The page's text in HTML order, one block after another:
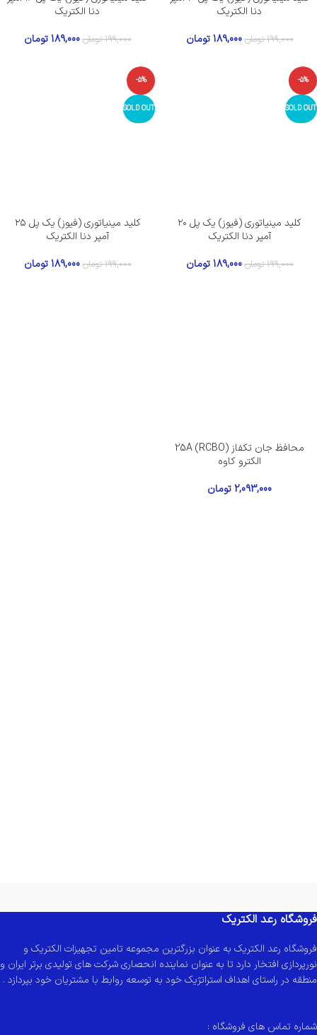
دنا الکتریک
199,000 تومان 189,000 تومان
دنا الکتریک
199,000 تومان 189,000 تومان
-5%
SOLD OUT
کلید مینیاتوری (فیوز) یک پل ۲۰
آمپر دنا الکتریک
199,000 تومان 189,000 تومان
-5%
SOLD OUT
کلید مینیاتوری (فیوز) یک پل ۲۵
آمپر دنا الکتریک
199,000 تومان 189,000 تومان
محافظ جان تکفاز 25A (RCBO)
الکترو کاوه
2,093,000تومان
فروشگاه رعد الکتریک
فروشگاه رعد الکتریک به عنوان بزرگترین مجموعه تامین تجهیزات الکتریک و
نورپردازی افتخار دارد تا به عنوان نماینده انحصاری شرکت های تولیدی برتر ایران و
منطقه در راستای اهداف استراتژیک خود به توسعه روابط با مشتریان خود بپردازد .
شماره تماس های فروشگاه :